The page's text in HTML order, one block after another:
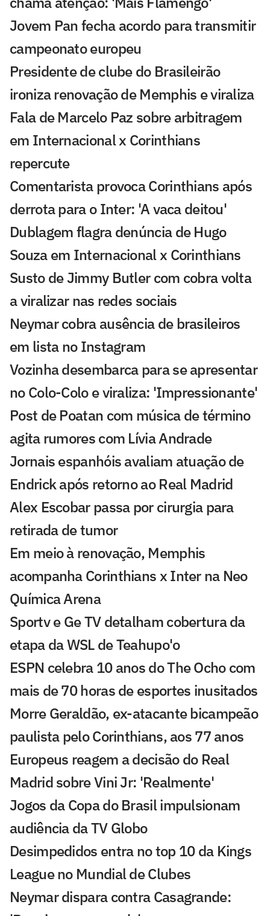
Jovem Pan fecha acordo para transmitir
campeonato europeu
Presidente de clube do Brasileirão
ironiza renovação de Memphis e viraliza
Fala de Marcelo Paz sobre arbitragem
em Internacional x Corinthians
repercute
Comentarista provoca Corinthians após
derrota para o Inter: 'A vaca deitou'
Dublagem flagra denúncia de Hugo
Souza em Internacional x Corinthians
Susto de Jimmy Butler com cobra volta
a viralizar nas redes sociais
Neymar cobra ausência de brasileiros
em lista no Instagram
Vozinha desembarca para se apresentar
no Colo-Colo e viraliza: 'Impressionante'
Post de Poatan com música de término
agita rumores com Lívia Andrade
Jornais espanhóis avaliam atuação de
Endrick após retorno ao Real Madrid
Alex Escobar passa por cirurgia para
retirada de tumor
Em meio à renovação, Memphis
acompanha Corinthians x Inter na Neo
Química Arena
Sportv e Ge TV detalham cobertura da
etapa da WSL de Teahupo'o
ESPN celebra 10 anos do The Ocho com
mais de 70 horas de esportes inusitados
Morre Geraldão, ex-atacante bicampeão
paulista pelo Corinthians, aos 77 anos
Europeus reagem a decisão do Real
Madrid sobre Vini Jr: 'Realmente'
Jogos da Copa do Brasil impulsionam
audiência da TV Globo
Desimpedidos entra no top 10 da Kings
League no Mundial de Clubes
Neymar dispara contra Casagrande: